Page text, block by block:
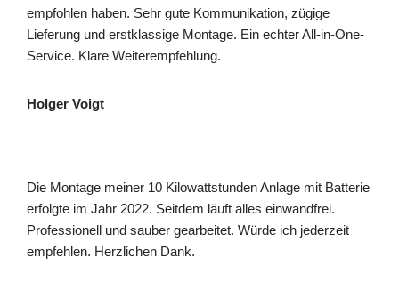
empfohlen haben. Sehr gute Kommunikation, zügige
Lieferung und erstklassige Montage. Ein echter All-in-One-
Service. Klare Weiterempfehlung.
Holger Voigt
Die Montage meiner 10 Kilowattstunden Anlage mit Batterie
erfolgte im Jahr 2022. Seitdem läuft alles einwandfrei.
Professionell und sauber gearbeitet. Würde ich jederzeit
empfehlen. Herzlichen Dank.